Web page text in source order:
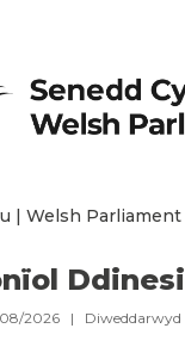
| Welsh Parliament
08/2026 | Diweddarwyd